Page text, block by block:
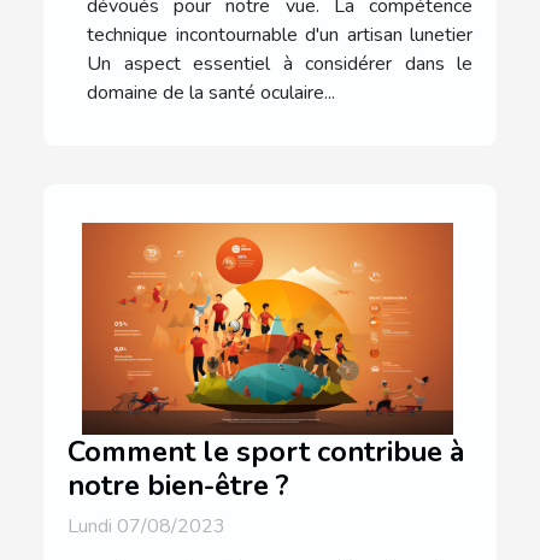
dévoués pour notre vue. La compétence
technique incontournable d'un artisan lunetier
Un aspect essentiel à considérer dans le
domaine de la santé oculaire...
Comment le sport contribue à
notre bien-être ?
Lundi 07/08/2023